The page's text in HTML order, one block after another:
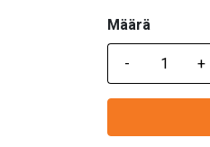
Määrä
Määrä